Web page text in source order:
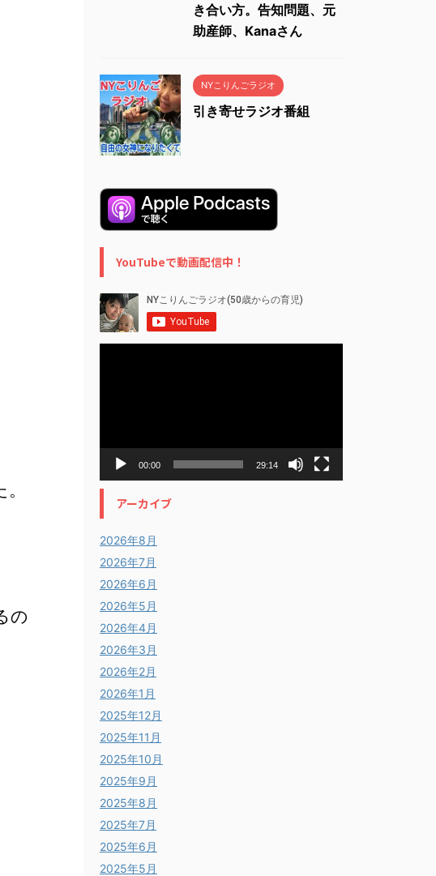
の
き合い方。告知問題、元
助産師、Kanaさん
NYこりんごラジオ
引き寄せラジオ番組
YouTubeで動画配信中！
00:00 29:14
アーカイブ
2026年8月
2026年7月
2026年6月
2026年5月
2026年4月
2026年3月
2026年2月
2026年1月
2025年12月
2025年11月
2025年10月
2025年9月
2025年8月
2025年7月
2025年6月
2025年5月